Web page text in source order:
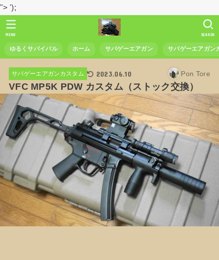
"> ');
ゆるくサバイバル ホーム サバゲーエアガン サバゲーエアガン
SEARCH
MENU
サバゲーエアガンカスタム 2023.06.10 Pon Tore
VFC MP5K PDW カスタム（ストック交換）